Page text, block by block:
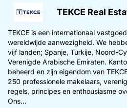
TEKCE Real
TEKCE is een internationaal
wereldwijde aanwezigheid. We
vijf landen; Spanje, Turkije, Noord-
Verenigde Arabische Emiraten.
beheerd en zijn eigendom van
250 professionele makelaars,
regels, principes en enthousiasme
Ons...